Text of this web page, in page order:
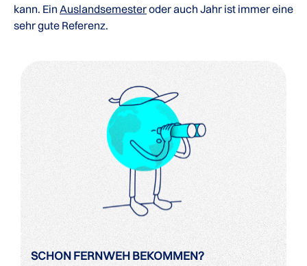
kann. Ein Auslandsemesteroder auch Jahr ist immer eine
sehr gute Referenz.
SCHON FERNWEH BEKOMMEN?